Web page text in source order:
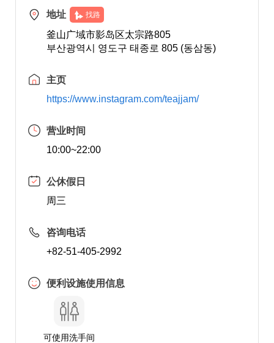
地址 找路
釜山广域市影岛区太宗路805
부산광역시 영도구 태종로 805 (동삼동)
主页
https://www.instagram.com/teajjam/
营业时间
10:00~22:00
公休假日
周三
咨询电话
+82-51-405-2992
便利设施使用信息
可使用洗手间